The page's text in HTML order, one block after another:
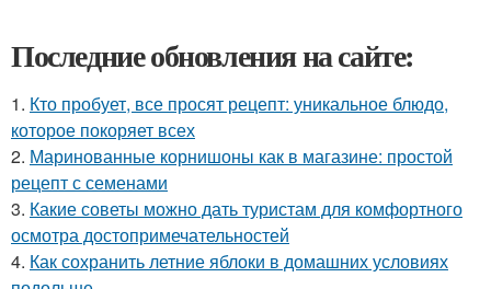
Последние обновления на сайте:
1. Кто пробует, все просят рецепт: уникальное блюдо,
которое покоряет всех
2. Маринованные корнишоны как в магазине: простой
рецепт с семенами
3. Какие советы можно дать туристам для комфортного
осмотра достопримечательностей
4. Как сохранить летние яблоки в домашних условиях